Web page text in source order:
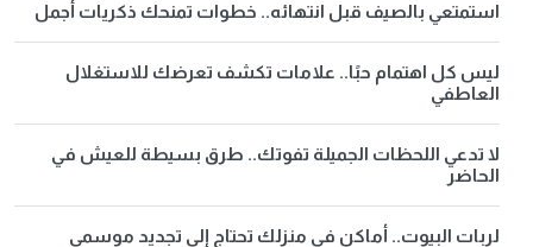
استمتعي بالصيف قبل انتهائه.. خطوات تمنحك ذكريات أجمل
ليس كل اهتمام حبًا.. علامات تكشف تعرضك للاستغلال
العاطفي
لا تدعي اللحظات الجميلة تفوتك.. طرق بسيطة للعيش في
الحاضر
لربات البيوت.. أماكن في منزلك تحتاج إلى تجديد موسمي